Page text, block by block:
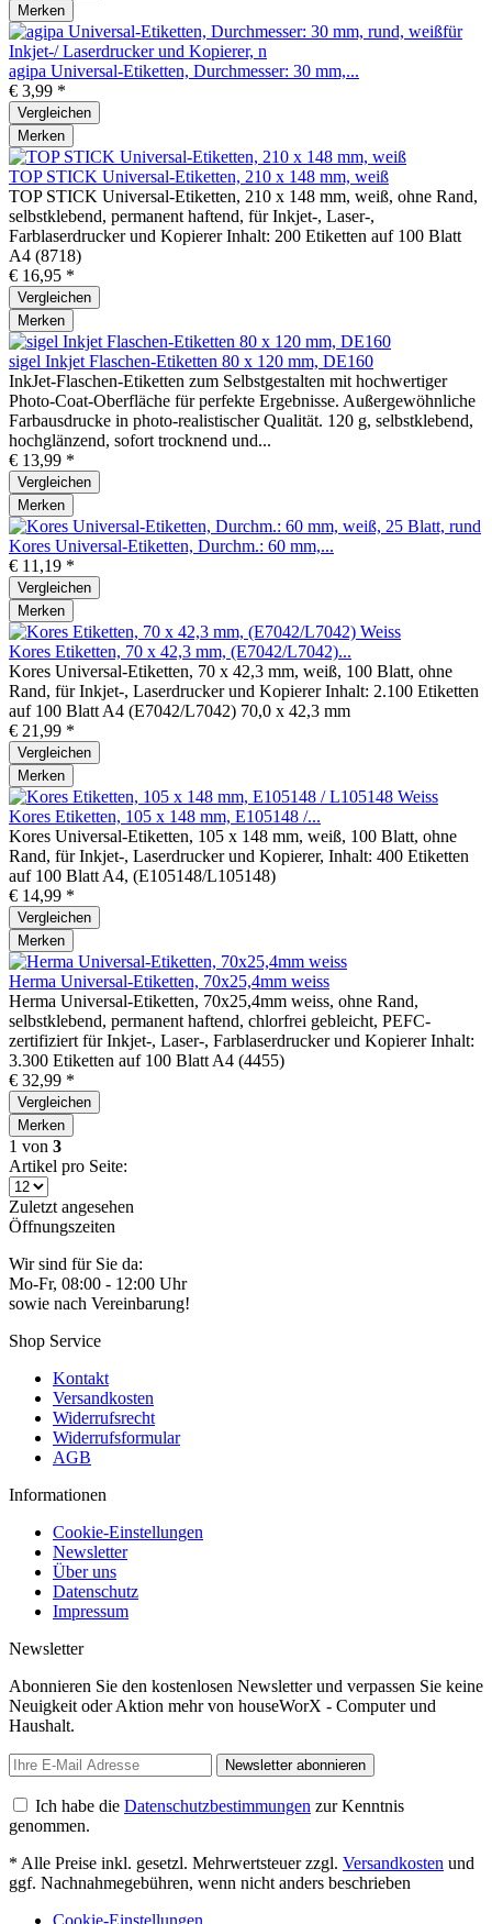
Merken
agipa Universal-Etiketten, Durchmesser: 30 mm,...
€ 3,99 *
Vergleichen
Merken
TOP STICK Universal-Etiketten, 210 x 148 mm, weiß
TOP STICK Universal-Etiketten, 210 x 148 mm, weiß, ohne Rand,
selbstklebend, permanent haftend, für Inkjet-, Laser-,
Farblaserdrucker und Kopierer Inhalt: 200 Etiketten auf 100 Blatt
A4 (8718)
€ 16,95 *
Vergleichen
Merken
sigel Inkjet Flaschen-Etiketten 80 x 120 mm, DE160
InkJet-Flaschen-Etiketten zum Selbstgestalten mit hochwertiger
Photo-Coat-Oberfläche für perfekte Ergebnisse. Außergewöhnliche
Farbausdrucke in photo-realistischer Qualität. 120 g, selbstklebend,
hochglänzend, sofort trocknend und...
€ 13,99 *
Vergleichen
Merken
Kores Universal-Etiketten, Durchm.: 60 mm,...
€ 11,19 *
Vergleichen
Merken
Kores Etiketten, 70 x 42,3 mm, (E7042/L7042)...
Kores Universal-Etiketten, 70 x 42,3 mm, weiß, 100 Blatt, ohne
Rand, für Inkjet-, Laserdrucker und Kopierer Inhalt: 2.100 Etiketten
auf 100 Blatt A4 (E7042/L7042) 70,0 x 42,3 mm
€ 21,99 *
Vergleichen
Merken
Kores Etiketten, 105 x 148 mm, E105148 /...
Kores Universal-Etiketten, 105 x 148 mm, weiß, 100 Blatt, ohne
Rand, für Inkjet-, Laserdrucker und Kopierer, Inhalt: 400 Etiketten
auf 100 Blatt A4, (E105148/L105148)
€ 14,99 *
Vergleichen
Merken
Herma Universal-Etiketten, 70x25,4mm weiss
Herma Universal-Etiketten, 70x25,4mm weiss, ohne Rand,
selbstklebend, permanent haftend, chlorfrei gebleicht, PEFC-
zertifiziert für Inkjet-, Laser-, Farblaserdrucker und Kopierer Inhalt:
3.300 Etiketten auf 100 Blatt A4 (4455)
€ 32,99 *
Vergleichen
Merken
1 von 3
Artikel pro Seite:
Zuletzt angesehen
Öffnungszeiten
Wir sind für Sie da:
Mo-Fr, 08:00 - 12:00 Uhr
sowie nach Vereinbarung!
Shop Service
Kontakt
Versandkosten
Widerrufsrecht
Widerrufsformular
AGB
Informationen
Cookie-Einstellungen
Newsletter
Über uns
Datenschutz
Impressum
Newsletter
Abonnieren Sie den kostenlosen Newsletter und verpassen Sie keine
Neuigkeit oder Aktion mehr von houseWorX - Computer und
Haushalt.
Newsletter abonnieren
Ich habe die Datenschutzbestimmungen zur Kenntnis
genommen.
* Alle Preise inkl. gesetzl. Mehrwertsteuer zzgl. Versandkosten und
ggf. Nachnahmegebühren, wenn nicht anders beschrieben
Cookie-Einstellungen